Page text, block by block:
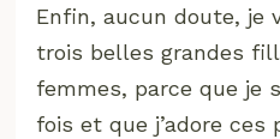
Enfin, aucun doute, je
trois belles grandes
femmes, parce que je
fois et que j’adore ces